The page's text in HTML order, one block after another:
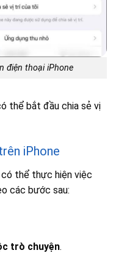
điện thoại iPhone
thể bắt đầu chia sẻ vị
iPhone
có thể thực hiện việc
các bước sau:
trò chuyện.